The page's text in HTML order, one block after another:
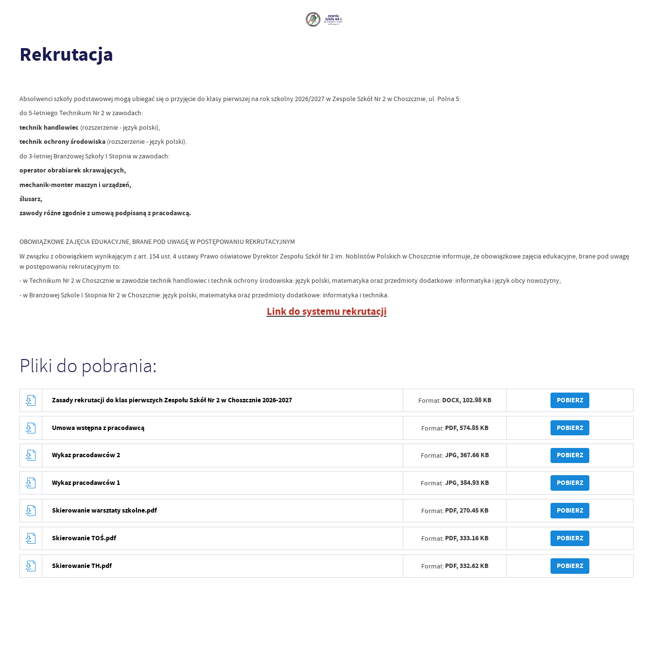
Rekrutacja
Absolwenci szkoły podstawowej mogą ubiegać się o przyjęcie do klasy pierwszej na rok szkolny 2026/2027 w Zespole Szkół Nr 2 w Choszcznie, ul. Polna 5:
do 5-letniego Technikum Nr 2 w zawodach:
technik handlowiec (rozszerzenie - język polski),
technik ochrony środowiska (rozszerzenie - język polski).
do 3-letniej Branżowej Szkoły I Stopnia w zawodach:
operator obrabiarek skrawających,
mechanik-monter maszyn i urządzeń,
ślusarz,
zawody różne zgodnie z umową podpisaną z pracodawcą.
OBOWIĄZKOWE ZAJĘCIA EDUKACYJNE, BRANE POD UWAGĘ W POSTĘPOWANIU REKRUTACYJNYM
W związku z obowiązkiem wynikającym z art. 154 ust. 4 ustawy Prawo oświatowe Dyrektor Zespołu Szkół Nr 2 im. Noblistów Polskich w Choszcznie informuje, że obowiązkowe zajęcia edukacyjne, brane pod uwagę
w postępowaniu rekrutacyjnym to:
- w Technikum Nr 2 w Choszcznie w zawodzie technik handlowiec i technik ochrony środowiska: język polski, matematyka oraz przedmioty dodatkowe: informatyka i język obcy nowożytny;
- w Branżowej Szkole I Stopnia Nr 2 w Choszcznie: język polski, matematyka oraz przedmioty dodatkowe: informatyka i technika.
Link do systemu rekrutacji
Pliki do pobrania:
Zasady rekrutacji do klas pierwszych Zespołu Szkół Nr 2 w Choszcznie 2026-2027 Format:DOCX, 102.98 KB POBIERZ
Umowa wstępna z pracodawcą Format:PDF,574.85 KB POBIERZ
Wykaz pracodawców 2 Format:JPG,367.66 KB POBIERZ
Wykaz pracodawców 1 Format:JPG,384.93 KB POBIERZ
Skierowanie warsztaty szkolne.pdf Format:PDF,270.45 KB POBIERZ
Skierowanie TOŚ.pdf Format:PDF,333.16 KB POBIERZ
Skierowanie TH.pdf Format:PDF,332.62 KB POBIERZ